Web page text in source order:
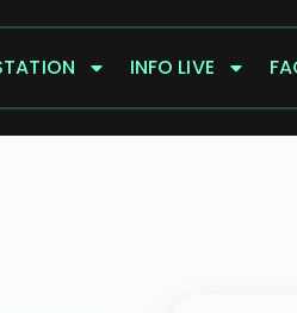
INFO LIVE